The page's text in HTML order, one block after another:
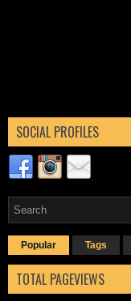
SOCIAL PROFILES
Popular Tags
TOTAL PAGEVIEWS